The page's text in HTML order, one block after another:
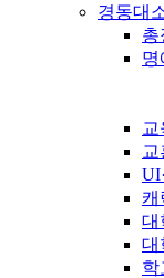
경동대
총
명
교
캐
대
대
학